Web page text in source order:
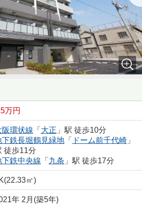
万円
阪環状線 「 大正 」駅 徒歩10分
下鉄長堀鶴見緑地「 ドーム前千代崎」
徒歩11分
下鉄中央線 「 九条 」駅 徒歩17分
㎡)
年 2月(築5年)